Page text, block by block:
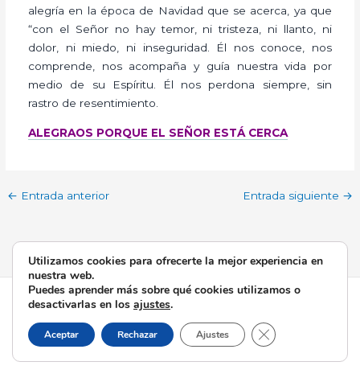
alegría en la época de Navidad que se acerca, ya que
“con el Señor no hay temor, ni tristeza, ni llanto, ni
dolor, ni miedo, ni inseguridad. Él nos conoce, nos
comprende, nos acompaña y guía nuestra vida por
medio de su Espíritu. Él nos perdona siempre, sin
rastro de resentimiento.
ALEGRAOS PORQUE EL SEÑOR ESTÁ CERCA
← Entrada anterior Entrada siguiente →
Todos los derechos © 2026 Esperanza de Triana | Funciona
gracias aTema Astra para WordPress
Utilizamos cookies para ofrecerte la mejor experiencia en
nuestra web.
Puedes aprender más sobre qué cookies utilizamos o
desactivarlas en los ajustes.
Aceptar Rechazar Ajustes Cerrar el banner